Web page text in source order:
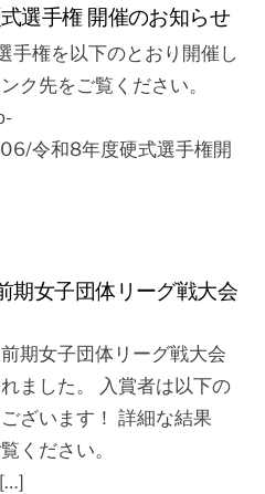
選手権 開催のお知らせ
権を以下のとおり開催し
ク先をご覧ください。
令和8年度硬式選手権開
女子団体リーグ戦大会
期女子団体リーグ戦大会
ました。 入賞者は以下の
ざいます！ 詳細な結果
ください。